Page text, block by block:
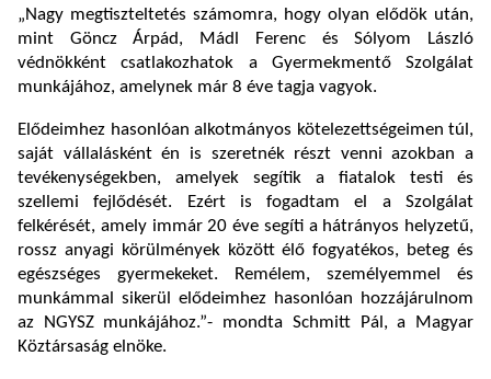
„Nagy megtiszteltetés számomra, hogy olyan elődök után,
mint Göncz Árpád, Mádl Ferenc és Sólyom László
védnökként csatlakozhatok a Gyermekmentő Szolgálat
munkájához, amelynek már 8 éve tagja vagyok.
Elődeimhez hasonlóan alkotmányos kötelezettségeimen túl,
saját vállalásként én is szeretnék részt venni azokban a
tevékenységekben, amelyek segítik a fiatalok testi és
szellemi fejlődését. Ezért is fogadtam el a Szolgálat
felkérését, amely immár 20 éve segíti a hátrányos helyzetű,
rossz anyagi körülmények között élő fogyatékos, beteg és
egészséges gyermekeket. Remélem, személyemmel és
munkámmal sikerül elődeimhez hasonlóan hozzájárulnom
az NGYSZ munkájához.”- mondta Schmitt Pál, a Magyar
Köztársaság elnöke.